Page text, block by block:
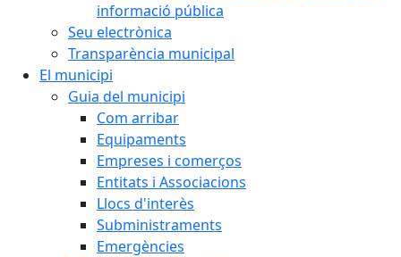
informació pública
Seu electrònica
Transparència municipal
El municipi
Guia del municipi
Com arribar
Equipaments
Empreses i comerços
Entitats i Associacions
Llocs d'interès
Subministraments
Emergències